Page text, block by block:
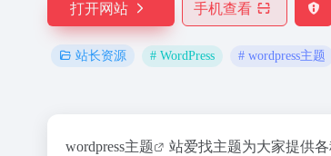
打开网站 手机查看
站长资源 # WordPress # wordpress主题
wordpress主题 站爱找主题为大家提供各